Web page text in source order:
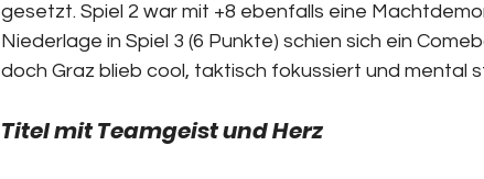
gesetzt. Spiel 2 war mit +8 ebenfalls eine
Niederlage in Spiel 3 (6 Punkte) schien sich ein
doch Graz blieb cool, taktisch fokussiert und mental
Titel mit Teamgeist und Herz